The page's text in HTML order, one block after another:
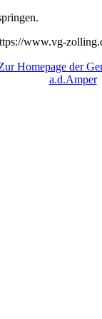
www.vg-